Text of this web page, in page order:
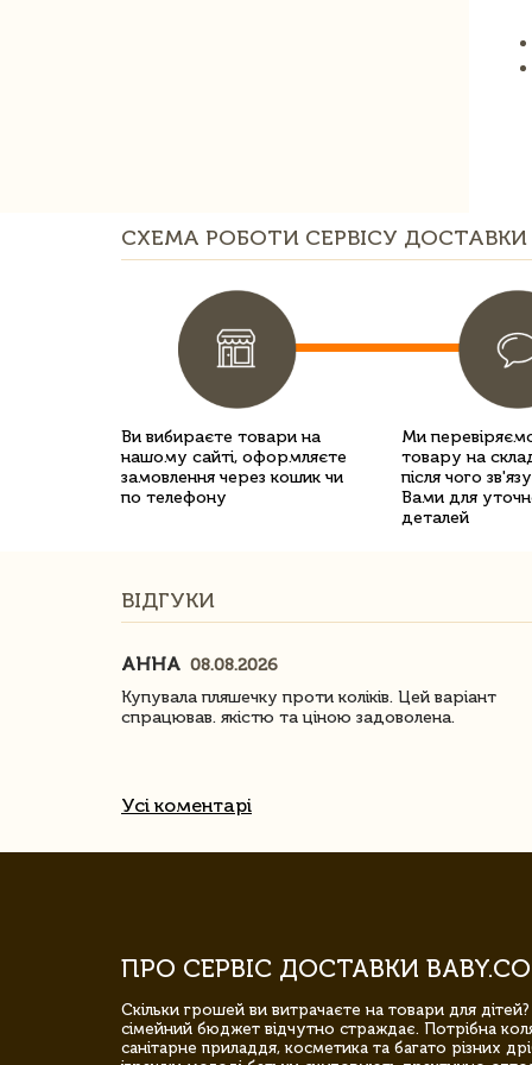
СХЕМА РОБОТИ СЕРВІСУ ДОСТАВКИ
Ви вибираєте товари на
нашому сайті, оформляєте
замовлення через кошик чи
по телефону
Ми
товару на
після чого
Вами для
деталей
ВІДГУКИ
АННА 08.08.2026
Купувала пляшечку проти коліків. Цей варіант
спрацював. якістю та ціною задоволена.
Усі коментарі
ПРО СЕРВІС ДОСТАВКИ
Скільки грошей ви витрачаєте на товари для
сімейний бюджет відчутно страждає. Потрібна
санітарне приладдя, косметика та багато різних